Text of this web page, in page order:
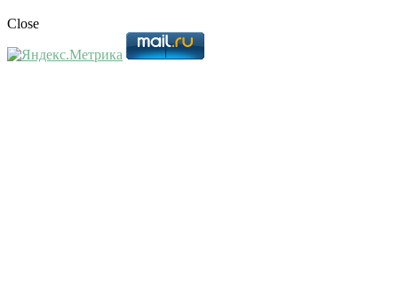
Close